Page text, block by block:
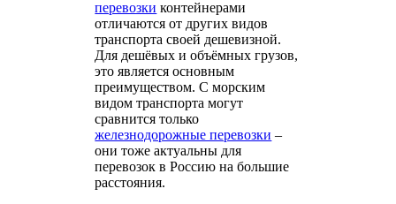
перевозки контейнерами
отличаются от других видов
транспорта своей дешевизной.
Для дешёвых и объёмных грузов,
это является основным
преимуществом. С морским
видом транспорта могут
сравнится только
железнодорожные перевозки –
они тоже актуальны для
перевозок в Россию на большие
расстояния.